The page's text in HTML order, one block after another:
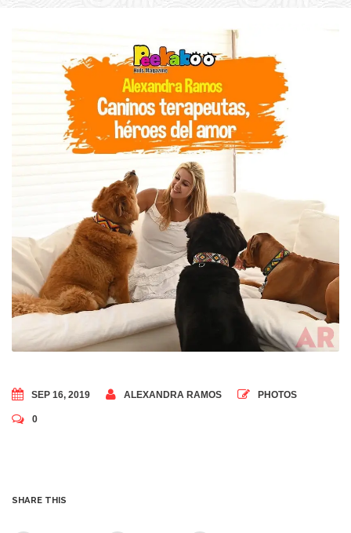
SEP 16, 2019 ALEXANDRA RAMOS PHOTOS
0
SHARE THIS